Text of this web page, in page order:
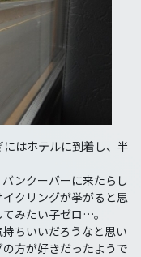
はホテルに到着し、半
ンクーバーに来たらし
クリングが挙がると思
みたい子ゼロ…。
ちいいだろうなと思い
方が好きだったようで